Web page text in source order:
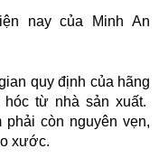
nay của Minh An
quy định của hãng
từ nhà sản xuất.
phải còn nguyên vẹn,
xước.